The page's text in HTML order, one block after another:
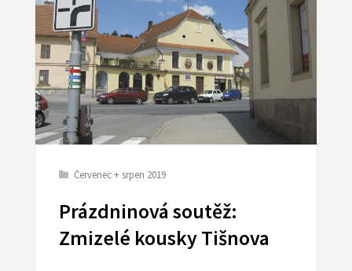
Červenec + srpen 2019
Prázdninová soutěž:
Zmizelé kousky Tišnova